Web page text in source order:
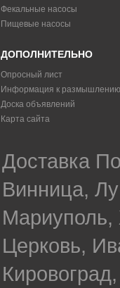
Фекальные насосы
Пищевые насосы
ДОПОЛНИТЕЛЬНО
Опросный лист
Информация к размышлению
Доска объявлений
Карта сайта
Доставка
Винница,
Церковь,